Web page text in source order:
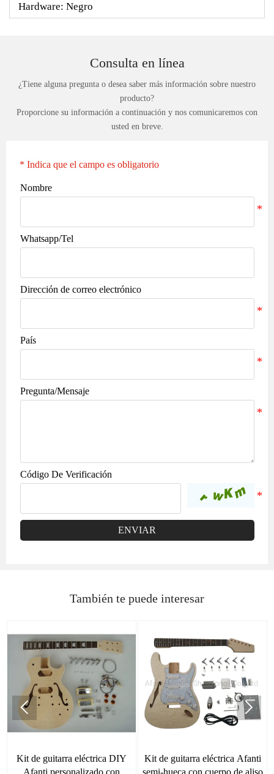
Hardware: Negro
Consulta en línea
¿Tiene alguna pregunta o desea saber más información sobre nuestro
producto?
Proporcione su información a continuación y nos comunicaremos con
usted en breve.
* Indica que el campo es obligatorio
Nombre
Whatsapp/Tel
Dirección de correo electrónico
País
Pregunta/Mensaje
Código De Verificación
ENVIAR
También te puede interesar
Kit de guitarra eléctrica DIY
Afanti personalizado con
Kit de guitarra eléctrica Afanti
semi-hueca con cuerpo de aliso
 